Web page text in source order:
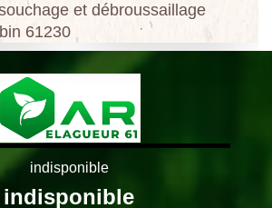
et débroussaillage
61230
indisponible
indisponible